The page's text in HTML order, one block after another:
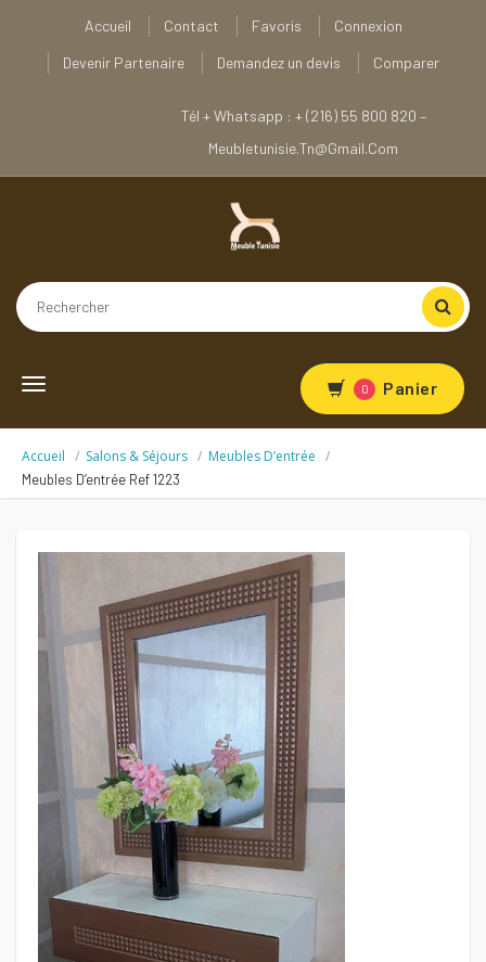
Accueil Contact Favoris
Connexion
Devenir Partenaire
Demandez un devis Comparer
Tél + Whatsapp : + (216) 55 800 820 –
Meubletunisie.tn@gmail.com
Toggle
0 Panier
Accueil Salons & Séjours Meubles D’entrée
Meubles D’entrée Ref 1223